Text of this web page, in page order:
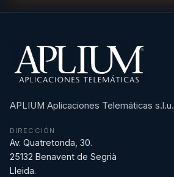
APLIUM Aplicaciones Telemáticas s.l.u.
DIRECCIÓN
Av. Quatretonda, 30.
25132 Benavent de Segrià
Lleida.